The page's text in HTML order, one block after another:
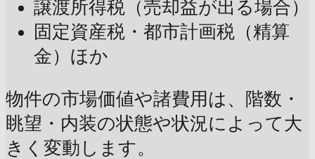
譲渡所得税（売却益が出る場合）
固定資産税・都市計画税（精算
金）ほか
物件の市場価値や諸費用は、階数・
眺望・内装の状態や状況によって大
きく変動します。